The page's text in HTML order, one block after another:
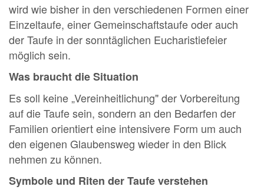
wird wie bisher in den verschiedenen Formen einer
Einzeltaufe, einer Gemeinschaftstaufe oder auch
der Taufe in der sonntäglichen Eucharistiefeier
möglich sein.
Was braucht die Situation
Es soll keine „Vereinheitlichung" der Vorbereitung
auf die Taufe sein, sondern an den Bedarfen der
Familien orientiert eine intensivere Form um auch
den eigenen Glaubensweg wieder in den Blick
nehmen zu können.
Symbole und Riten der Taufe verstehen